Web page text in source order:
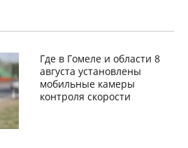
Где в Гомеле и области 8
августа установлены
мобильные камеры
контроля скорости